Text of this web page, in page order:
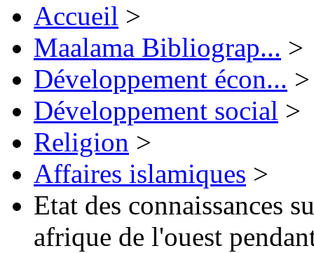
Accueil >
Maalama Bibliograp... >
Développement écon... >
Développement social >
Religion >
Affaires islamiques >
Etat des connaissances
afrique de l'ouest